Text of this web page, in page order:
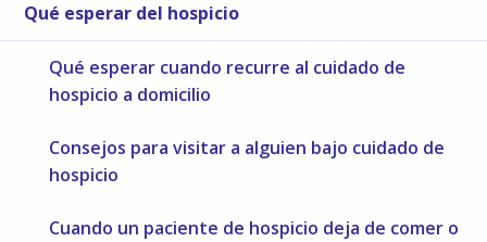
Qué esperar del hospicio
Qué esperar cuando recurre al cuidado de
hospicio a domicilio
Consejos para visitar a alguien bajo cuidado de
hospicio
Cuando un paciente de hospicio deja de comer o